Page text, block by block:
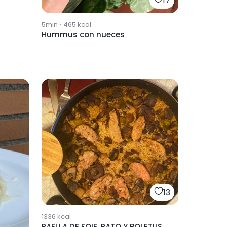
5min · 465 kcal
Hummus con nueces
13
1336 kcal